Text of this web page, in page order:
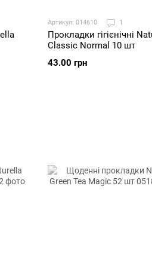
Артикул: 014610 1
Прокладки гігієнічні
Classic Normal 10 шт
43.00 грн